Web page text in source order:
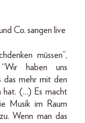
Co. sangen live
müssen”,
haben uns
das mehr mit den
hat. (…) Es macht
Musik im Raum
zu. Wenn man das